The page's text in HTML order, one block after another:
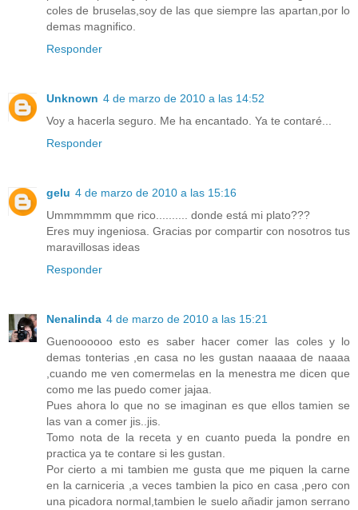
coles de bruselas,soy de las que siempre las apartan,por lo
demas magnifico.
Responder
Unknown 4 de marzo de 2010 a las 14:52
Voy a hacerla seguro. Me ha encantado. Ya te contaré...
Responder
gelu 4 de marzo de 2010 a las 15:16
Ummmmmm que rico.......... donde está mi plato???
Eres muy ingeniosa. Gracias por compartir con nosotros tus
maravillosas ideas
Responder
Nenalinda 4 de marzo de 2010 a las 15:21
Guenoooooo esto es saber hacer comer las coles y lo
demas tonterias ,en casa no les gustan naaaaa de naaaa
,cuando me ven comermelas en la menestra me dicen que
como me las puedo comer jajaa.
Pues ahora lo que no se imaginan es que ellos tamien se
las van a comer jis..jis.
Tomo nota de la receta y en cuanto pueda la pondre en
practica ya te contare si les gustan.
Por cierto a mi tambien me gusta que me piquen la carne
en la carniceria ,a veces tambien la pico en casa ,pero con
una picadora normal,tambien le suelo añadir jamon serrano